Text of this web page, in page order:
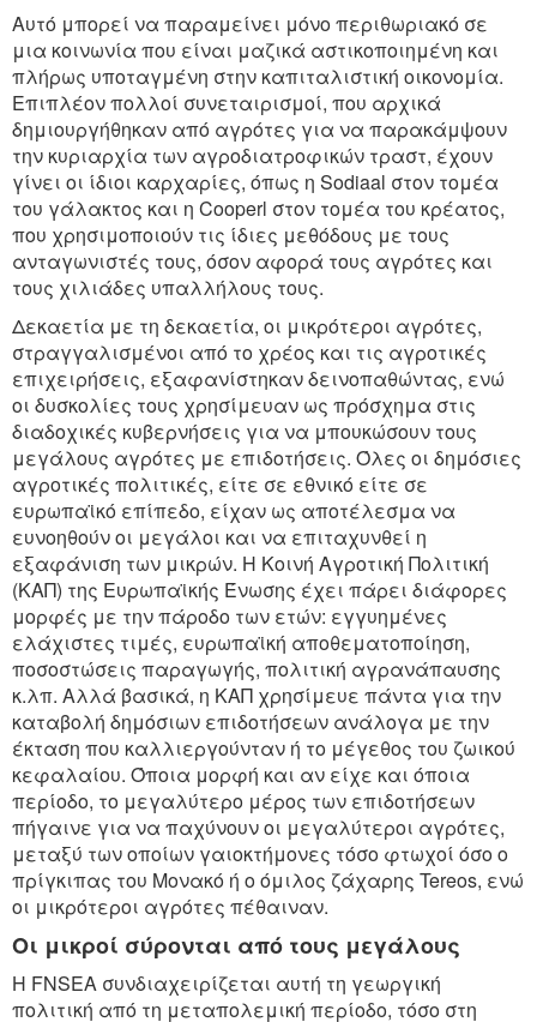
Αυτό μπορεί να παραμείνει μόνο περιθωριακό σε
μια κοινωνία που είναι μαζικά αστικοποιημένη και
πλήρως υποταγμένη στην καπιταλιστική οικονομία.
Επιπλέον πολλοί συνεταιρισμοί, που αρχικά
δημιουργήθηκαν από αγρότες για να παρακάμψουν
την κυριαρχία των αγροδιατροφικών τραστ, έχουν
γίνει οι ίδιοι καρχαρίες, όπως η Sodiaal στον τομέα
του γάλακτος και η Cooperl στον τομέα του κρέατος,
που χρησιμοποιούν τις ίδιες μεθόδους με τους
ανταγωνιστές τους, όσον αφορά τους αγρότες και
τους χιλιάδες υπαλλήλους τους.
Δεκαετία με τη δεκαετία, οι μικρότεροι αγρότες,
στραγγαλισμένοι από το χρέος και τις αγροτικές
επιχειρήσεις, εξαφανίστηκαν δεινοπαθώντας, ενώ
οι δυσκολίες τους χρησίμευαν ως πρόσχημα στις
διαδοχικές κυβερνήσεις για να μπουκώσουν τους
μεγάλους αγρότες με επιδοτήσεις. Όλες οι δημόσιες
αγροτικές πολιτικές, είτε σε εθνικό είτε σε
ευρωπαϊκό επίπεδο, είχαν ως αποτέλεσμα να
ευνοηθούν οι μεγάλοι και να επιταχυνθεί η
εξαφάνιση των μικρών. Η Κοινή Αγροτική Πολιτική
(ΚΑΠ) της Ευρωπαϊκής Ένωσης έχει πάρει διάφορες
μορφές με την πάροδο των ετών: εγγυημένες
ελάχιστες τιμές, ευρωπαϊκή αποθεματοποίηση,
ποσοστώσεις παραγωγής, πολιτική αγρανάπαυσης
κ.λπ. Αλλά βασικά, η ΚΑΠ χρησίμευε πάντα για την
καταβολή δημόσιων επιδοτήσεων ανάλογα με την
έκταση που καλλιεργούνταν ή το μέγεθος του ζωικού
κεφαλαίου. Όποια μορφή και αν είχε και όποια
περίοδο, το μεγαλύτερο μέρος των επιδοτήσεων
πήγαινε για να παχύνουν οι μεγαλύτεροι αγρότες,
μεταξύ των οποίων γαιοκτήμονες τόσο φτωχοί όσο ο
πρίγκιπας του Μονακό ή ο όμιλος ζάχαρης Tereos, ενώ
οι μικρότεροι αγρότες πέθαιναν.
Οι μικροί σύρονται από τους μεγάλους
Η FNSEA συνδιαχειρίζεται αυτή τη γεωργική
πολιτική από τη μεταπολεμική περίοδο, τόσο στη